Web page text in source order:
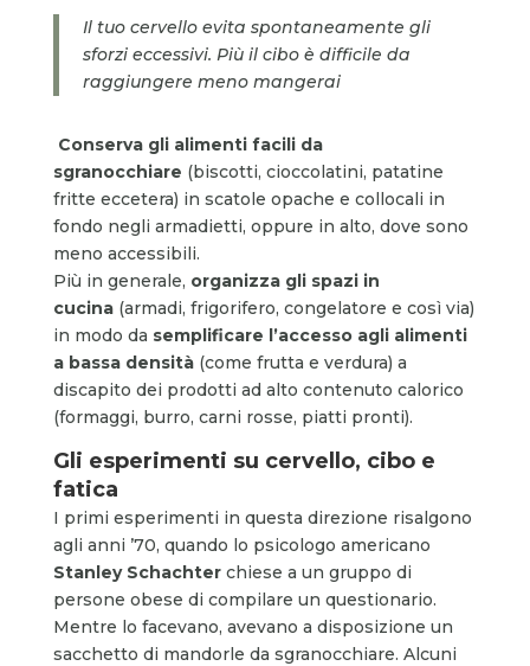
Il tuo cervello evita spontaneamente gli
sforzi eccessivi. Più il cibo è difficile da
raggiungere meno mangerai
Conserva gli alimenti facili da
sgranocchiare (biscotti, cioccolatini, patatine
fritte eccetera) in scatole opache e collocali in
fondo negli armadietti, oppure in alto, dove sono
meno accessibili.
Più in generale, organizza gli spazi in
cucina (armadi, frigorifero, congelatore e così via)
in modo da semplificare l’accesso agli alimenti
a bassa densità (come frutta e verdura) a
discapito dei prodotti ad alto contenuto calorico
(formaggi, burro, carni rosse, piatti pronti).
Gli esperimenti su cervello, cibo e
fatica
I primi esperimenti in questa direzione risalgono
agli anni ’70, quando lo psicologo americano
Stanley Schachter chiese a un gruppo di
persone obese di compilare un questionario.
Mentre lo facevano, avevano a disposizione un
sacchetto di mandorle da sgranocchiare. Alcuni